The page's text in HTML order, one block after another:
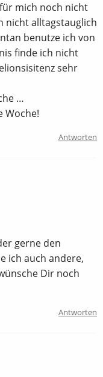
mich noch nicht
nicht alltagstauglich
benutze ich von
finde ich nicht
sehr
…
Woche!
Antworten
gerne den
ich auch andere,
Dir noch
Antworten